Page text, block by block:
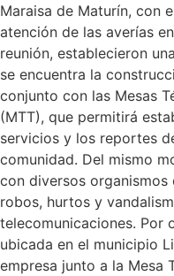
Maraisa de Maturín, con
atención de las averías
reunión, establecieron
se encuentra la
conjunto con las Mesas
(MTT), que permitirá
servicios y los reportes
comunidad. Del mismo
con diversos
robos, hurtos y
telecomunicaciones. Por
ubicada en el municipio
empresa junto a la Mesa